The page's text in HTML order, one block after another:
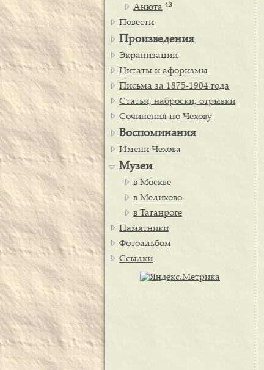
Анюта 4.3
Повести
Произведения
Экранизации
Цитаты и афоризмы
Письма за 1875-1904 года
Статьи, наброски, отрывки
Сочинения по Чехову
Воспоминания
Имени Чехова
Музеи
в Москве
в Мелихово
в Таганроге
Памятники
Фотоальбом
Ссылки